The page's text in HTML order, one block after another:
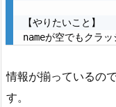
と
き
基
【やりたいこと】
nameが空でもクラ
情報が揃っているの
す。